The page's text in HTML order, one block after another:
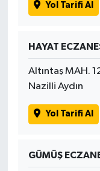
Yol Tarifi Al
HAYAT
Altıntaş MAH.
Nazilli Aydın
Yol Tarifi Al
GÜMÜŞ